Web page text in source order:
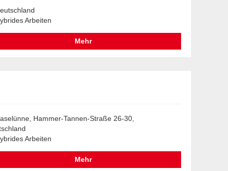
Arbeiten
Mehr
Hammer-Tannen-Straße 26-30,
Arbeiten
Mehr